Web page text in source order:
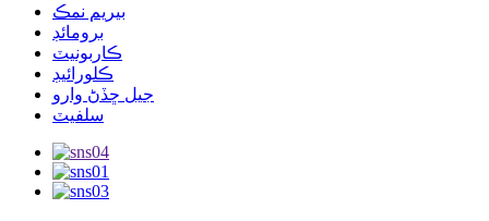
بيريم نمڪ
برومائڊ
ڪاربونيٽ
ڪلورائيڊ
جيل ڇڏڻ وارو
سلفيٽ